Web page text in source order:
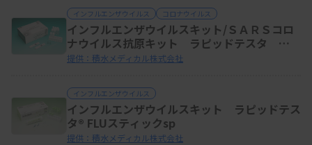
インフルエンザウイルス コロナウイルス
インフルエンザウイルスキット/ＳＡＲＳコロ
ナウイルス抗原キット ラピッドテスタ
FLU&SARS-CoV-２
提供：積水メディカル株式会社
インフルエンザウイルス
インフルエンザウイルスキット ラピッドテス
タ® FLUスティックsp
提供：積水メディカル株式会社